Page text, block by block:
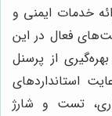
خدمات ایمنی و
فعال در این
بهره‌گیری از پرسنل
استانداردهای
تست و شارژ